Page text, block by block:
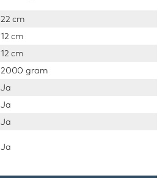
22 cm
12 cm
12 cm
2000 gram
Ja
Ja
Ja
Ja